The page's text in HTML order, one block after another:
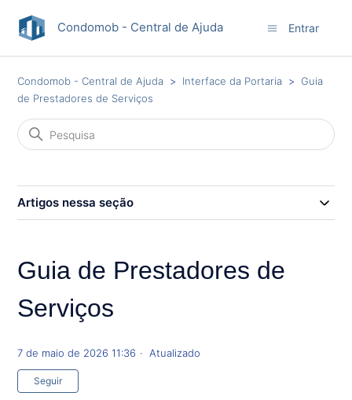
Condomob - Central de Ajuda Entrar
Condomob - Central de Ajuda Interface da Portaria
Guia
de Prestadores de Serviços
Artigos nessa seção
Guia de Prestadores de
Serviços
7 de maio de 2026 11:36 Atualizado
Seguir